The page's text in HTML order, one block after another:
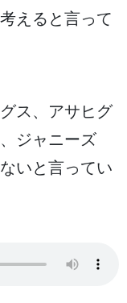
考えると言って
ス、アサヒグ
ジャニーズ
いと言ってい